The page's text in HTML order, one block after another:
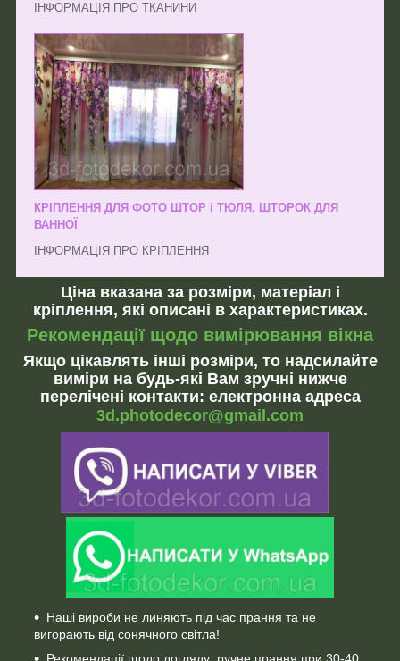
ІНФОРМАЦІЯ ПРО ТКАНИНИ
КРІПЛЕННЯ ДЛЯ ФОТО ШТОР і ТЮЛЯ, ШТОРОК ДЛЯ
ВАННОЇ
ІНФОРМАЦІЯ ПРО КРІПЛЕННЯ
Ціна вказана за розміри, матеріал і
кріплення, які описані в характеристиках.
Рекомендації щодо вимірювання вікна
Якщо цікавлять інші розміри, то надсилайте
виміри на будь-які Вам зручні нижче
перелічені контакти: електронна адреса
3d.photodecor@gmail.com
Наші вироби не линяють під час прання та не
вигорають від сонячного світла!